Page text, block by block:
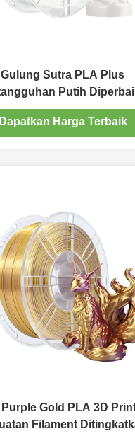
Gulung Sutra PLA Plus
Putih
Filament Printer 3D
Dapatkan Harga Terbaik
Gold PLA 3D
Filament